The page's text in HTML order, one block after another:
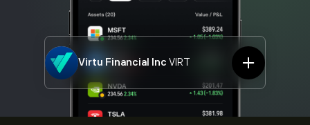
Virtu Financial Inc VIRT